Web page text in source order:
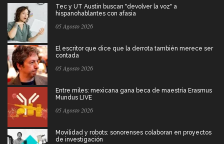
Tec y UT Austin buscan "devolver la voz" a
hispanohablantes con afasia
05 Agosto 2026
El escritor que dice que la derrota también merece ser
contada
05 Agosto 2026
Entre miles: mexicana gana beca de maestría Erasmus
Mundus LIVE
05 Agosto 2026
Movilidad y robots: sonorenses colaboran en proyectos
de investigación